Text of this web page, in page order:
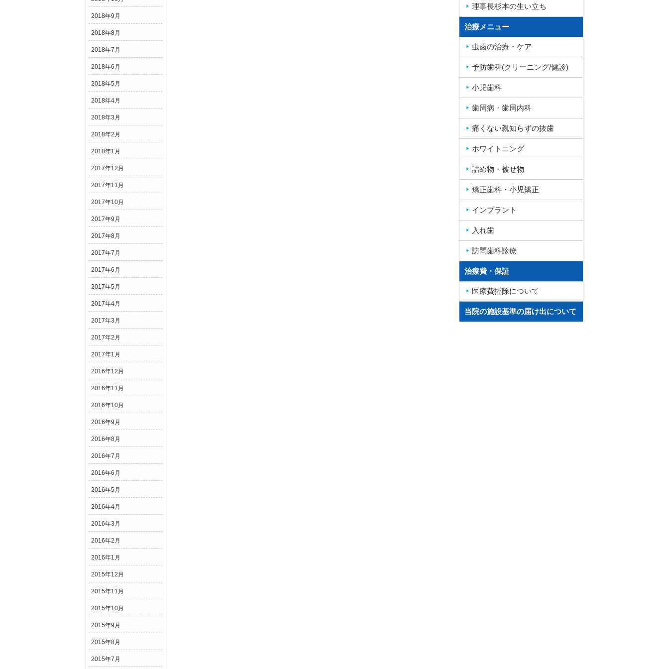
2018年9月
2018年8月
2018年7月
2018年6月
2018年5月
2018年4月
2018年3月
2018年2月
2018年1月
2017年12月
2017年11月
2017年10月
2017年9月
2017年8月
2017年7月
2017年6月
2017年5月
2017年4月
2017年3月
2017年2月
2017年1月
2016年12月
2016年11月
2016年10月
2016年9月
2016年8月
2016年7月
2016年6月
2016年5月
2016年4月
2016年3月
2016年2月
2016年1月
2015年12月
2015年11月
2015年10月
2015年9月
2015年8月
2015年7月
理事長杉本の生い立ち
治療メニュー
虫歯の治療・ケア
予防歯科(クリーニング/健診)
小児歯科
歯周病・歯周内科
痛くない親知らずの抜歯
ホワイトニング
詰め物・被せ物
矯正歯科・小児矯正
インプラント
入れ歯
訪問歯科診療
治療費・保証
医療費控除について
当院の施設基準の届け出について